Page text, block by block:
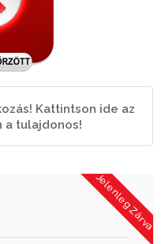
Kattintson ide az
a tulajdonos!
Jelenleg Zárva